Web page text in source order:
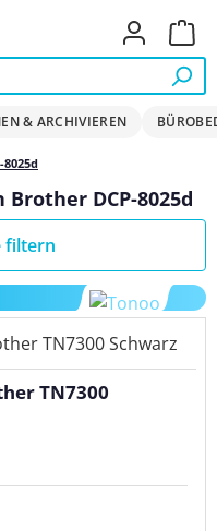
& ARCHIVIEREN
DCP-8025d
filtern
TN7300